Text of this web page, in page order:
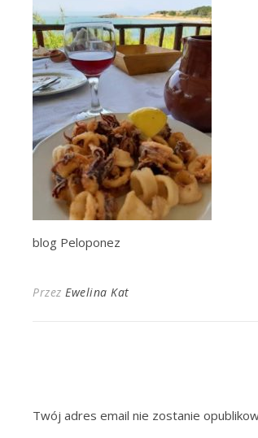
blog Peloponez
Przez Ewelina Kat
Twój adres email nie zostanie